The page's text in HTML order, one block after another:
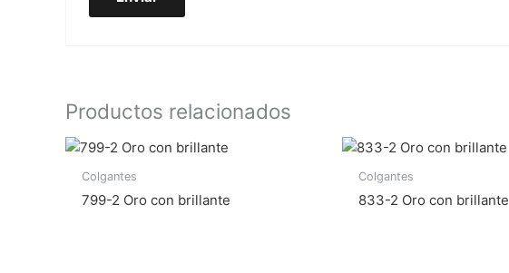
Productos relacionados
Colgantes
799-2 Oro con brillante
Colgantes
833-2 Oro con brillante